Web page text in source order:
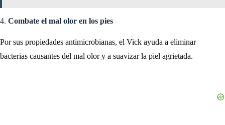
4. Combate el mal olor en los pies
Por sus propiedades antimicrobianas, el Vick ayuda a eliminar
bacterias causantes del mal olor y a suavizar la piel agrietada.